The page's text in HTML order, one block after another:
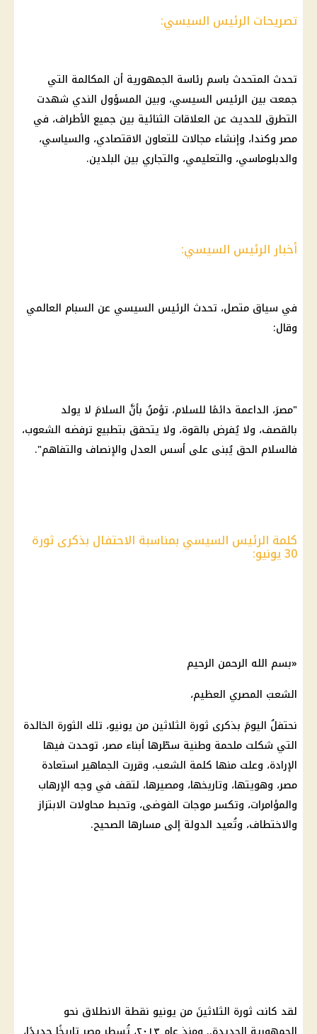
تصريحات الرئيس السيسي:
تحدث المتحدث باسم رئاسة الجمهورية أن المكالمة التي
جمعت بين الرئيس السيسي، وبين المسؤول الندي شهدت
التطرق للحديث عن العلاقات الثنائية بين جميع الأطراف، في
مصر وكندا، وإنشاء مجالات للتعاون الاقتصادي، والسياسي،
والدبلوماسي، والتعليمي، والتجاري بين البلدين.
أخبار الرئيس السيسي:
في سياق متصل، تحدث الرئيس السيسي عن السبام العالمي
وقال:
"مصرَ، الداعمة دائمًا للسلام، تؤمنُ بأنَّ السلامَ لا يولد
بالقصف، ولا يُفرض بالقوة، ولا يتحقق بتطبيع ترفضه الشعوب،
فالسلام الحق يُبنى على أسس العدل والإنصاف والتفاهم".
كلمة الرئيس السيسي بمناسبة الاحتفال بذكرى ثورة
30 يونيو:
«بسم الله الرحمن الرحيم
الشعبَ المصري العظيم،
نحتفلُ اليومَ بذكرى ثورة الثلاثين من يونيو، تلك الثورة الخالدة
التي شكلت ملحمة وطنية سطّرها أبناء مصر، توحدت فيها
الإرادة، وعلت منها كلمة الشعب، وقررت الجماهير استعادة
مصر، وهويتها، وتاريخها، ومصيرها، لتقف في وجه الإرهاب
والمؤامرات، وتكسر موجات الفوضى، وتحبط محاولات الابتزاز
والاختطاف، وتُعيد الدولة إلى مسارها الصحيح.
لقد كانت ثورة الثلاثينَ من يونيو نقطة الانطلاق نحو